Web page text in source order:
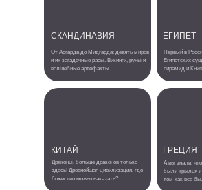
Драконы, больше драконов только
здесь! Древнейшая цивилизация, где
божество можно наказать?
КИТАЙ
Первый в
Египетских
пирамид и
ЕГИПЕТ
От Асгарда до Мидгарда: девять миров
и их загадочные расы. Викинги, руны и
волшебные артефакты
СКАНДИНАВИЯ
ГРЕЦИЯ
А вы знали,
были крылья и
том как все